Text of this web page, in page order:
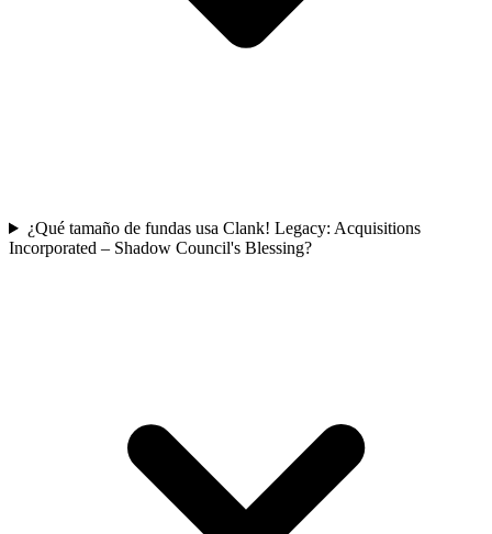
¿Qué tamaño de fundas usa Clank! Legacy: Acquisitions
Incorporated – Shadow Council's Blessing?